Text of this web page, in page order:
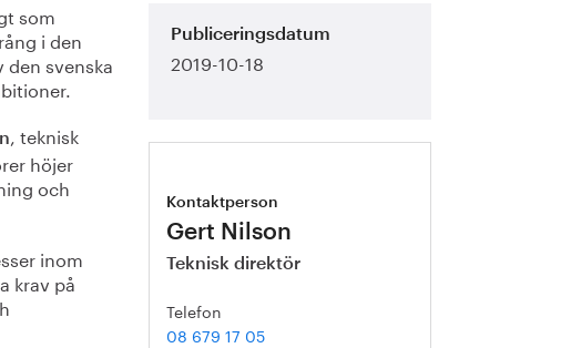
som
i den
svenska
, teknisk
höjer
och
inom
krav på
Publiceringsdatum
2019-10-18
Kontaktperson
Gert Nilson
Teknisk direktör
Telefon
08 679 17 05